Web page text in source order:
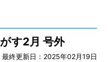
す2月 号外
最終更新日：2025年02月19日